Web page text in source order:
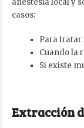
anestesia local y
casos:
Para tratar
Cuando la
Si existe
Extracción